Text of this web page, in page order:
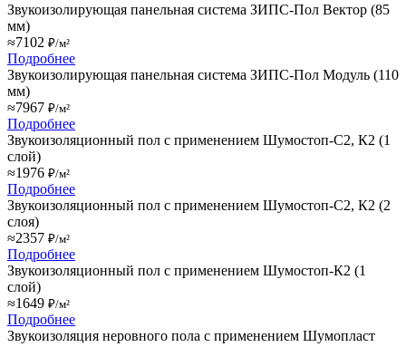
Звукоизолирующая панельная система ЗИПС-Пол Вектор (85
мм)
≈7102 ₽/м²
Подробнее
Звукоизолирующая панельная система ЗИПС-Пол Модуль (110
мм)
≈7967 ₽/м²
Подробнее
Звукоизоляционный пол с применением Шумостоп-С2, К2 (1
слой)
≈1976 ₽/м²
Подробнее
Звукоизоляционный пол с применением Шумостоп-С2, К2 (2
слоя)
≈2357 ₽/м²
Подробнее
Звукоизоляционный пол с применением Шумостоп-К2 (1
слой)
≈1649 ₽/м²
Подробнее
Звукоизоляция неровного пола с применением Шумопласт